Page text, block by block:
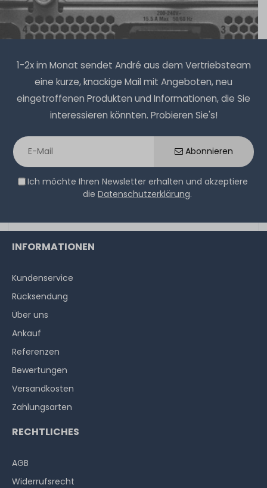
1-2x im Monat sendet André aus dem Vertriebsteam
eine kurze, knackige Mail mit Angeboten, neu
eingetroffenen Produkten und Informationen, die Sie
interessieren könnten. Probieren Sie's!
Abonnieren
Ich möchte Ihren Newsletter erhalten und akzeptiere
die Datenschutzerklärung.
INFORMATIONEN
Kundenservice
Rücksendung
Über uns
Ankauf
Referenzen
Bewertungen
Versandkosten
Zahlungsarten
RECHTLICHES
AGB
Widerrufs­recht